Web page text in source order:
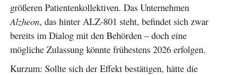
größeren Patientenkollektiven. Das Unternehmen
Alzheon, das hinter ALZ-801 steht, befindet sich zwar
bereits im Dialog mit den Behörden – doch eine
mögliche Zulassung könnte frühestens 2026 erfolgen.
Kurzum: Sollte sich der Effekt bestätigen, hätte die